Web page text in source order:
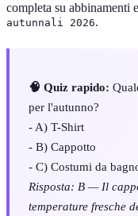
completa su abbinamenti
autunnali 2026.
🧠 Quiz rapido:
per l'autunno?
- A) T-Shirt
- B) Cappotto
- C) Costumi da
Risposta: B — Il
temperature fresche